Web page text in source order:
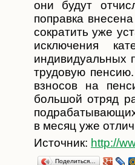
они будут
поправка
сократить уже
исключения
индивидуальных
трудовую
взносов на
большой отряд
в месяц уже
Источник: http://
Поделиться…